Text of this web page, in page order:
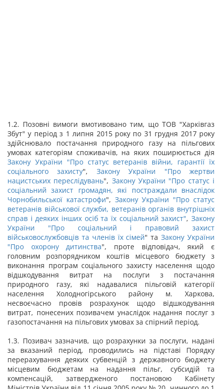
1.2. Позовні вимоги вмотивовано тим, що ТОВ "Харківгаз
Збут" у період з 1 липня 2015 року по 31 грудня 2017 року
здійснювало постачання природного газу на пільгових
умовах категоріям споживачів, на яких поширюється дія
Закону України "Про статус ветеранів війни, гарантії їх
соціального захисту", Закону України "Про жертви
нацистських переслідувань", Закону України "Про статус і
соціальний захист громадян, які постраждали внаслідок
Чорнобильської катастрофи", Закону України "Про статус
ветеранів військової служби, ветеранів органів внутрішніх
справ і деяких інших осіб та їх соціальний захист",Закону
України "Про соціальний і правовий захист
військовослужбовців та членів їх сімей" таЗакону України
"Про охорону дитинства", проте відповідач, який є
головним розпорядником коштів місцевого бюджету з
виконання програм соціального захисту населення щодо
відшкодування витрат на послуги з постачання
природного газу, які надавалися пільговій категорії
населення Холодногірського району м. Харкова,
несвоєчасно провів розрахунок щодо відшкодування
витрат, понесених позивачем унаслідок надання послуг з
газопостачання на пільгових умовах за спірний період.
1.3. Позивач зазначив, що розрахунки за послуги, надані
за вказаний період, проводились на підставі Порядку
перерахування деяких субвенцій з державного бюджету
місцевим бюджетам на надання пільг, субсидій та
компенсацій, затвердженого постановою Кабінету